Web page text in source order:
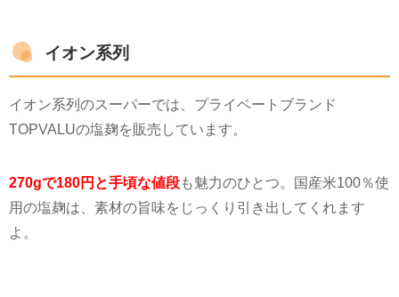
イオン系列
イオン系列のスーパーでは、プライベートブランド
TOPVALUの塩麹を販売しています。
270gで180円と手頃な値段も魅力のひとつ。国産米100％使
用の塩麹は、素材の旨味をじっくり引き出してくれます
よ。